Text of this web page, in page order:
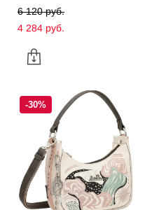
6 120 pуб.
4 284 pуб.
-30%